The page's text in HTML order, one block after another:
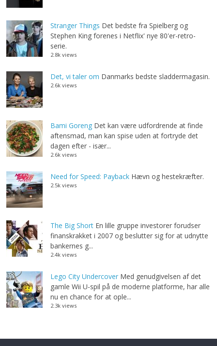
Stranger Things Det bedste fra Spielberg og
Stephen King forenes i Netflix' nye 80'er-retro-
serie.
2.8k views
Det, vi taler om Danmarks bedste sladdermagasin.
2.6k views
Bami Goreng Det kan være udfordrende at finde
aftensmad, man kan spise uden at fortryde det
dagen efter - især...
2.6k views
Need for Speed: Payback Hævn og hestekræfter.
2.5k views
The Big Short En lille gruppe investorer forudser
finanskrakket i 2007 og beslutter sig for at udnytte
bankernes g...
2.4k views
Lego City Undercover Med genudgivelsen af det
gamle Wii U-spil på de moderne platforme, har alle
nu en chance for at ople...
2.3k views